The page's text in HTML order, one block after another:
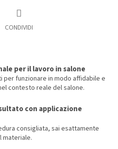
CONDIVIDI
per il lavoro in salone
funzionare in modo affidabile e
contesto reale del salone.
con applicazione
consigliata, sai esattamente
materiale.